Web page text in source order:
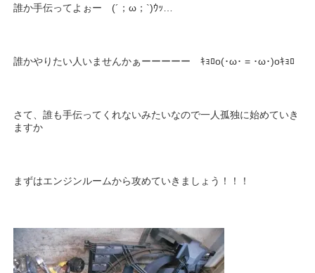
誰か手伝ってよぉー (´；ω；`)ｳｯ…
誰かやりたい人いませんかぁーーーーー ｷｮﾛo(･ω･ = ･ω･)oｷｮﾛ
さて、誰も手伝ってくれないみたいなので一人孤独に始めていき
ますか
まずはエンジンルームから攻めていきましょう！！！